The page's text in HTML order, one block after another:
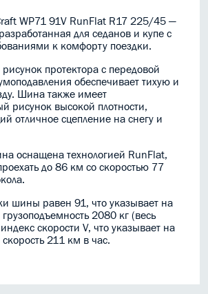
WP71 91V RunFlat R17 225/45 —
для седанов и купе с
к комфорту поездки.
протектора с передовой
обеспечивает тихую и
Шина также имеет
рисунок высокой плотности,
отличное сцепление на снегу и
оснащена технологией RunFlat,
до 86 км со скоростью 77
шины равен 91, что указывает на
2080 кг (весь
скорости V, что указывает на
211 км в час.